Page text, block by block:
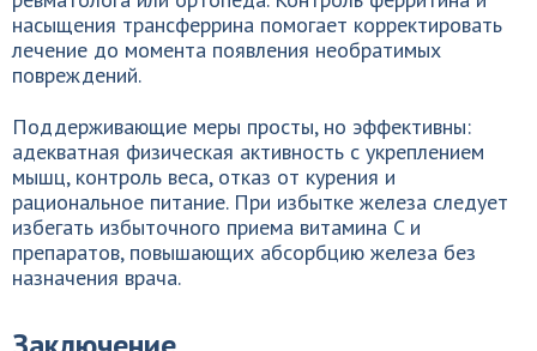
насыщения трансферрина помогает корректировать
лечение до момента появления необратимых
повреждений.
Поддерживающие меры просты, но эффективны:
адекватная физическая активность с укреплением
мышц, контроль веса, отказ от курения и
рациональное питание. При избытке железа следует
избегать избыточного приема витамина C и
препаратов, повышающих абсорбцию железа без
назначения врача.